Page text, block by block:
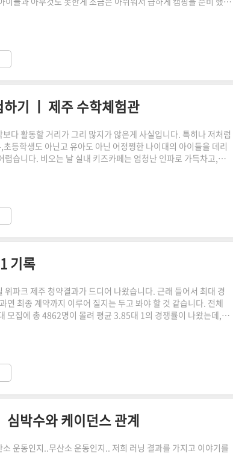
다. 그동안 가려고 했던 제주올레캠핑장 사이트도 한자리가 남아
장 기본 정보제주올레캠핑장은 시내권에서도 25분 정도 거리에
좋고 시설면에서도 나쁘지 않아 사이트가 남아 있다면..
기 ㅣ 제주 수학체험관
다 활동할 거리가 그리 많지가 않은게 사실입니다. 특히나 저처럼
등학생도 아닌고 유아도 아닌 어정쩡한 나이대의 아이들을 데리
렵습니다. 비오는 날 실내 키즈카페는 엄청난 인파로 가득차고,실
본게 없었던 것 같습니다. 그래도 주말에는 아이들과 무엇이라도
은 전농로에 위치하고 있고 도로 바로 옆에 바로 붙어 있어서 찾기
부 주차 공간이 조금은 협소해서 꽉차 있을 경우 ..
기록
위파크 제주 청약결과가 드디어 나왔습니다. 근래 들어서 최대 경
연 최종 계약까지 이루어 질지는 두고 봐야 할 것 같습니다. 전체
모집에 총 4862명이 몰려 평균 3.85대 1의 경쟁률이 나왔는데,생
약이 몰릴 거라고는 생각치 못했는데,중복 청약 등이 있어서 실제
도와의 이런저런 문제들도 많았고,사업지연에 따른 이자 손해로
위파크는 도민들 사이에서..
심박수와 케이던스 관계
운동인지..무산소 운동인지.. 저희 러닝 결과를 가지고 이야기를